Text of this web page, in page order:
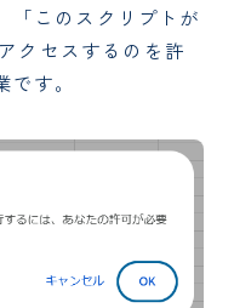
「このスクリプトが
クセスするのを許
す。